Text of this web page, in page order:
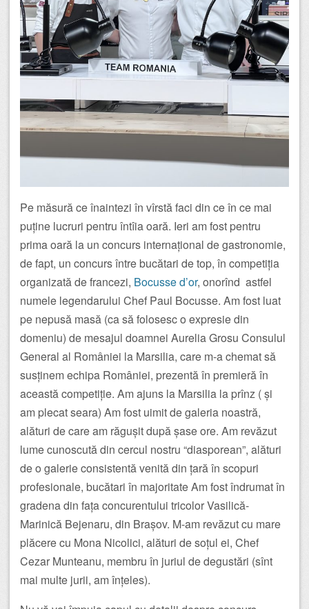
Pe măsură ce înaintezi în vîrstă faci din ce în ce mai
puține lucruri pentru întîia oară. Ieri am fost pentru
prima oară la un concurs internațional de gastronomie,
de fapt, un concurs între bucătari de top, în competiția
organizată de francezi, Bocusse d’or, onorînd astfel
numele legendarului Chef Paul Bocusse. Am fost luat
pe nepusă masă (ca să folosesc o expresie din
domeniu) de mesajul doamnei Aurelia Grosu Consulul
General al României la Marsilia, care m-a chemat să
susținem echipa României, prezentă în premieră în
această competiție. Am ajuns la Marsilia la prînz ( și
am plecat seara) Am fost uimit de galeria noastră,
alături de care am răgușit după șase ore. Am revăzut
lume cunoscută din cercul nostru “diasporean”, alături
de o galerie consistentă venită din țară în scopuri
profesionale, bucătari în majoritate Am fost îndrumat în
gradena din fața concurentului tricolor Vasilică-
Marinică Bejenaru, din Brașov. M-am revăzut cu mare
plăcere cu Mona Nicolici, alături de soțul ei, Chef
Cezar Munteanu, membru în juriul de degustări (sînt
mai multe jurii, am înțeles).